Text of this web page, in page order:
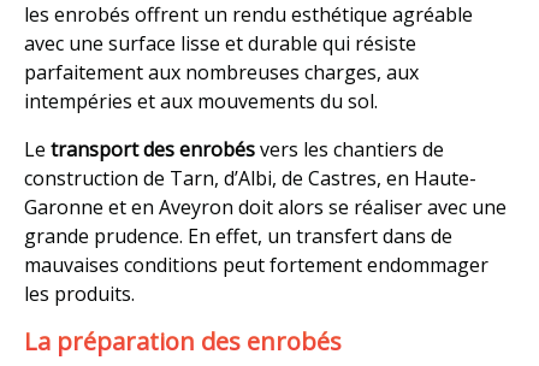
les enrobés offrent un rendu esthétique agréable
avec une surface lisse et durable qui résiste
parfaitement aux nombreuses charges, aux
intempéries et aux mouvements du sol.
Le transport des enrobésvers les chantiers de
construction de Tarn, d’Albi, de Castres, en Haute-
Garonne et en Aveyron doit alors se réaliser avec une
grande prudence. En effet, un transfert dans de
mauvaises conditions peut fortement endommager
les produits.
La préparation des enrobés